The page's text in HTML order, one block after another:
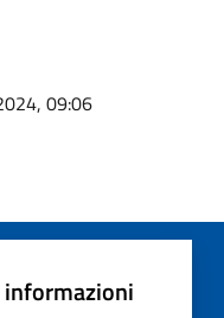
09:06
informazioni